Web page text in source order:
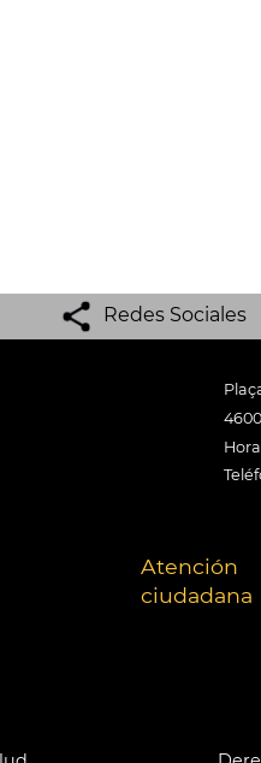
Redes Sociales
Atención
ciudadana